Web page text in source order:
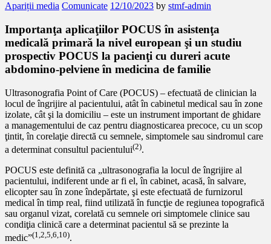
Apariții media Comunicate 12/10/2023 by stmf-admin
Importanţa aplicaţiilor POCUS în asistenţa
medicală primară la nivel european şi un studiu
prospectiv POCUS la pacienţi cu dureri acute
abdomino-pelviene în medicina de familie
Ultrasonografia Point of Care (POCUS) – efectuată de clinician la
locul de îngrijire al pacientului, atât în cabinetul medical sau în zone
izolate, cât şi la domiciliu – este un instrument important de ghidare
a managementului de caz pentru diagnosticarea precoce, cu un scop
ţintit, în corelaţie directă cu semnele, simptomele sau sindromul care
a determinat consultul pacientului(2).
POCUS este definită ca „ultrasonografia la locul de îngrijire al
pacientului, indiferent unde ar fi el, în cabinet, acasă, în salvare,
elicopter sau în zone îndepărtate, şi este efectuată de furnizorul
medical în timp real, fiind utilizată în funcţie de regiunea topografică
sau organul vizat, corelată cu semnele ori simptomele clinice sau
condiţia clinică care a determinat pacientul să se prezinte la
medic”(1,2,5,6,10).